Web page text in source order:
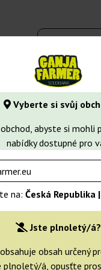
Vyberte si svůj
abyste si mohli
nabídky dostupné pro
na: Česká Republika
Jste plnoletý/á?
obsah určený
plnoletý/á, opusťte
marihuany
18 let.
místním